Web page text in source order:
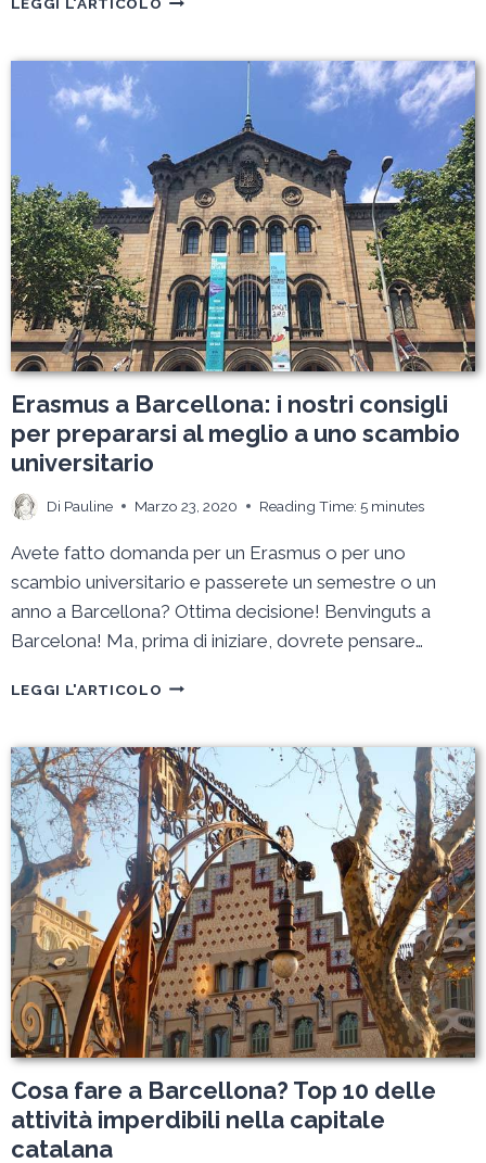
LEGGI L'ARTICOLO
ERASMUS
BARCELLONA:
REGOLE
PER
UNA
CONVIVENZA
PERFETTA
Erasmus a Barcellona: i nostri consigli
per prepararsi al meglio a uno scambio
universitario
Di Pauline Marzo 23, 2020 Reading Time: 5 minutes
Avete fatto domanda per un Erasmus o per uno
scambio universitario e passerete un semestre o un
anno a Barcellona? Ottima decisione! Benvinguts a
Barcelona! Ma, prima di iniziare, dovrete pensare…
LEGGI L'ARTICOLO ERASMUS
I
NOSTRI
CONSIGLI
PER
PREPARARSI
AL
MEGLIO
A
UNO
SCAMBIO
UNIVERSITARIO
Cosa fare a Barcellona? Top 10 delle
attività imperdibili nella capitale
catalana